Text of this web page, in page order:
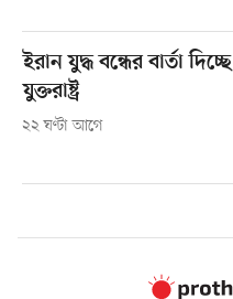
ইরান যুদ্ধ বন্ধের বার্তা দিচ্ছে
যুক্তরাষ্ট্র
২২ ঘণ্টা আগে